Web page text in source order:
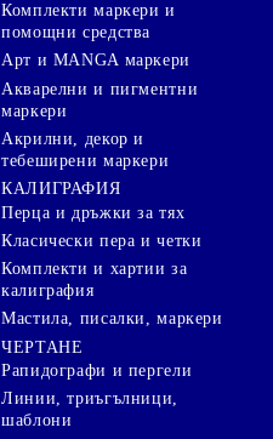
Комплекти маркери и
помощни средства
Арт и MANGA маркери
Акварелни и пигментни
маркери
Акрилни, декор и
тебеширени маркери
КАЛИГРАФИЯ
Перца и дръжки за тях
Класически пера и четки
Комплекти и хартии за
калиграфия
Мастила, писалки, маркери
ЧЕРТАНЕ
Рапидографи и пергели
Линии, триъгълници,
шаблони